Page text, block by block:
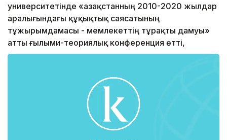
университетінде «Қазақстанның 2010-2020 жылдар
аралығындағы құқықтық саясатының
тұжырымдамасы - мемлекеттің тұрақты дамуы»
атты ғылыми-теориялық конференция өтті,